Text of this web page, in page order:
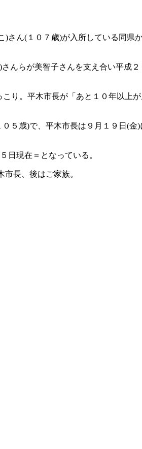
さん(１０７歳)が入所している同県
んらが美智子さんを支え合い平成
り。平木市長が「あと１０年以上
５歳)で、平木市長は９月１９日(金
日現在＝となっている。
長、後はご家族。